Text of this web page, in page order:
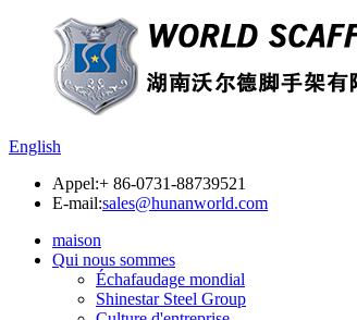
English
Appel:+ 86-0731-88739521
E-mail:sales@hunanworld.com
maison
Qui nous sommes
Échafaudage mondial
Shinestar Steel Group